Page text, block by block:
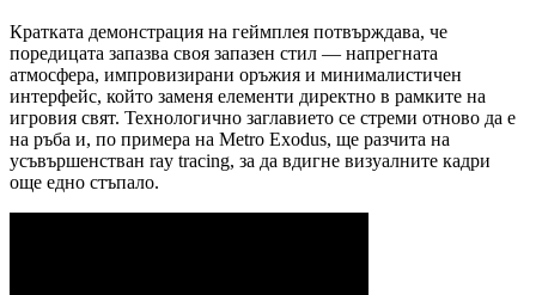
Кратката демонстрация на геймплея потвърждава, че
поредицата запазва своя запазен стил — напрегната
атмосфера, импровизирани оръжия и минималистичен
интерфейс, който заменя елементи директно в рамките на
игровия свят. Технологично заглавието се стреми отново да е
на ръба и, по примера на Metro Exodus, ще разчита на
усъвършенстван ray tracing, за да вдигне визуалните кадри
още едно стъпало.